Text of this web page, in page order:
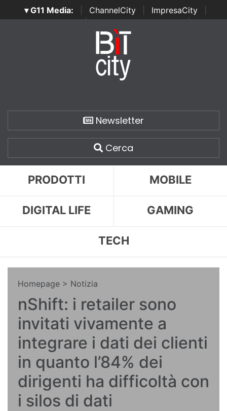
▾ G11 Media: ChannelCity ImpresaCity
SecurityOpenLab | Italian Channel Awards | Italian
Italian Security Awards
Newsletter
Cerca
PRODOTTI MOBILE
DIGITAL LIFE GAMING
TECH
Homepage > Notizia
nShift: i retailer sono
invitati vivamente a
integrare i dati dei clienti
in quanto l’84% dei
dirigenti ha difficoltà con
i silos di dati